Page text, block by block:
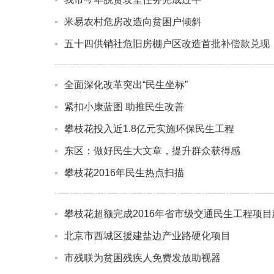
米易农村危房改造向贫困户倾斜
五十四供销社危旧房棚户区改造首批补偿款兑现
全面深化改革突出“民生坐标”
紧扣小康蓝图 助推民生改善
攀枝花投入近1.8亿元实施环保民生工程
东区：做好民生大文章，提升群众获得感
攀枝花2016年民生热点扫描
攀枝花超额完成2016年省市级交通民生工程项目
北京市西城区援建盐边产业路硬化项目
市残联为贫困残疾人免费发放助视器